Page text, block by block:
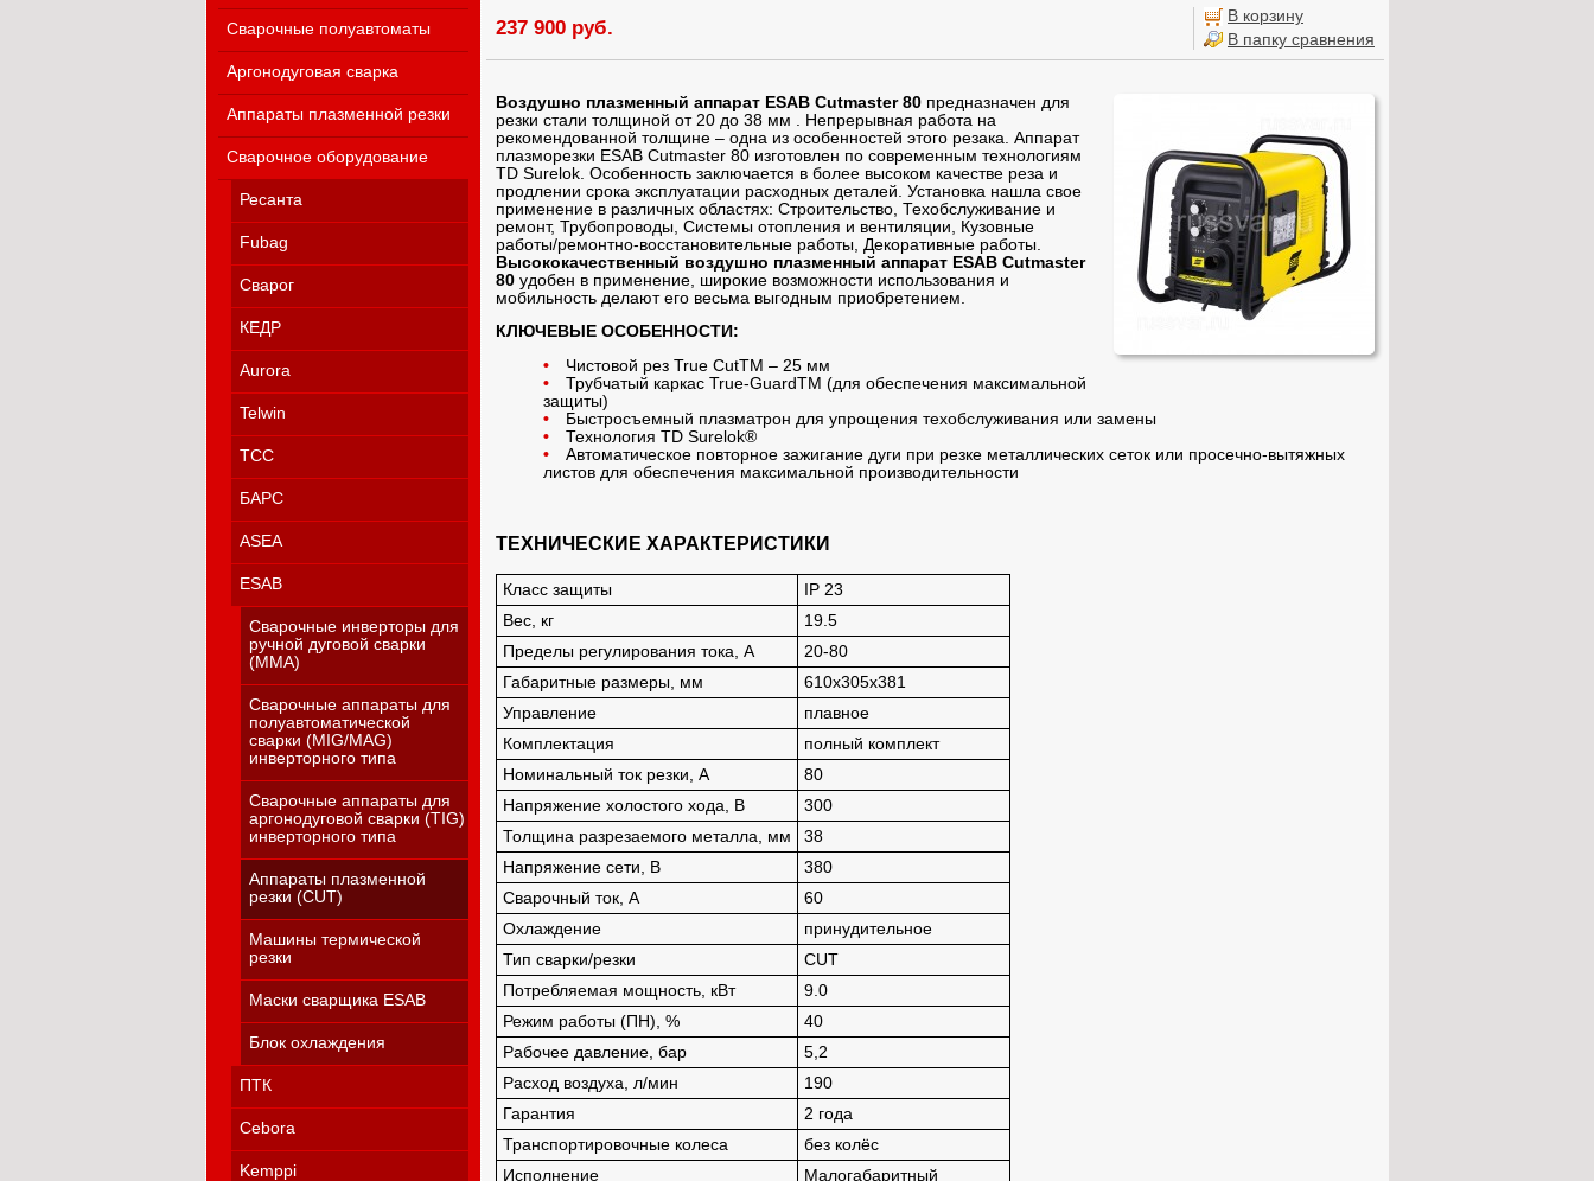
Сварочные полуавтоматы
Аргонодуговая сварка
Аппараты плазменной резки
Сварочное оборудование
Ресанта
Fubag
Сварог
КЕДР
Aurora
Telwin
ТСС
БАРС
ASEA
ESAB
Сварочные инверторы для
ручной дуговой сварки
(MMA)
Сварочные аппараты для
полуавтоматической
сварки (MIG/MAG)
инверторного типа
Сварочные аппараты для
аргонодуговой сварки (TIG)
инверторного типа
Аппараты плазменной
резки (CUT)
Машины термической
резки
Маски сварщика ESAB
Блок охлаждения
ПТК
Cebora
Kemppi
237 900 руб.
В корзину
В папку сравнения
Воздушно плазменный аппарат ESAB Cutmaster 80 предназначен для
резки стали толщиной от 20 до 38 мм . Непрерывная работа на
рекомендованной толщине – одна из особенностей этого резака. Аппарат
плазморезки ESAB Cutmaster 80 изготовлен по современным технологиям
TD Surelok. Особенность заключается в более высоком качестве реза и
продлении срока эксплуатации расходных деталей. Установка нашла свое
применение в различных областях: Строительство, Техобслуживание и
ремонт, Трубопроводы, Системы отопления и вентиляции, Кузовные
работы/ремонтно-восстановительные работы, Декоративные работы.
Высококачественный воздушно плазменный аппарат ESAB Cutmaster
80 удобен в применение, широкие возможности использования и
мобильность делают его весьма выгодным приобретением.
КЛЮЧЕВЫЕ ОСОБЕННОСТИ:
Чистовой рез True CutTM – 25 мм
Трубчатый каркас True-GuardTM (для обеспечения максимальной
защиты)
Быстросъемный плазматрон для упрощения техобслуживания или замены
Технология TD Surelok®
Автоматическое повторное зажигание дуги при резке металлических сеток или просечно-вытяжных
листов для обеспечения максимальной производительности
ТЕХНИЧЕСКИЕ ХАРАКТЕРИСТИКИ
Класс защиты
IP 23
Вес, кг
19.5
Пределы регулирования тока, А
20-80
Габаритные размеры, мм
610х305х381
Управление
плавное
Комплектация
полный комплект
Номинальный ток резки, А
80
Напряжение холостого хода, В
300
Толщина разрезаемого металла, мм
38
Напряжение сети, В
380
Сварочный ток, А
60
Охлаждение
принудительное
Тип сварки/резки
CUT
Потребляемая мощность, кВт
9.0
Режим работы (ПН), %
40
Рабочее давление, бар
5,2
Расход воздуха, л/мин
190
Гарантия
2 года
Транспортировочные колеса
без колёс
Исполнение
Малогабаритный